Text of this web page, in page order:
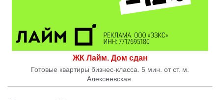
ЖК Лайм. Дом сдан
Готовые квартиры бизнес-класса. 5 мин. от ст. м.
Алексеевская.